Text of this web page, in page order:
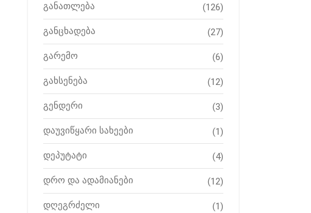
განათლება (126)
განცხადება (27)
გარემო (6)
გახსენება (12)
გენდერი (3)
დაუვიწყარი სახეები (1)
დეპუტატი (4)
დრო და ადამიანები (12)
დღეგრძელი (1)